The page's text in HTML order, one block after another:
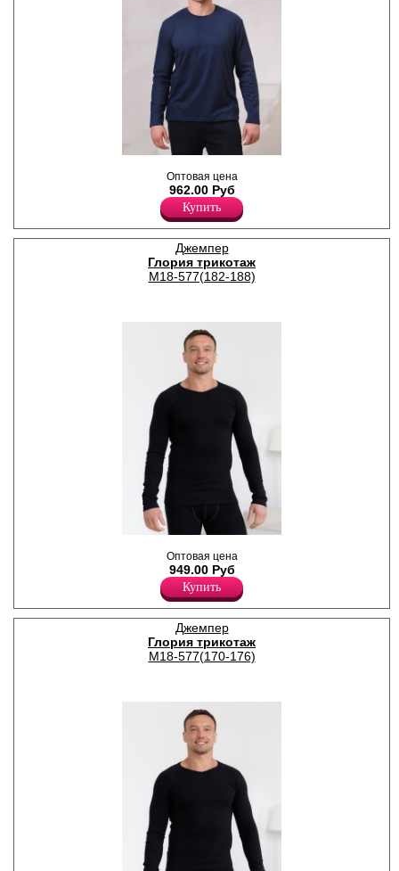
с длинными рукавами,
округлой горловиной,
однотонный.
Хлопок 95%
Эластан 5%
Оптовая цена
962.00 Руб
Купить
Джемпер
Глория трикотаж
М18-577(182-188)
повседневной носки в
прохладную и холодную
погоду, с начесом.
Хлопок 95%
Эластан 5%
Оптовая цена
949.00 Руб
Купить
Джемпер
Глория трикотаж
М18-577(170-176)